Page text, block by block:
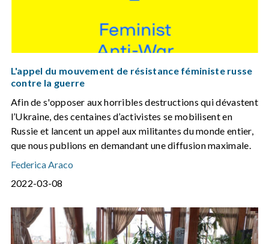
L'appel du mouvement de résistance féministe russe
contre la guerre
Afin de s'opposer aux horribles destructions qui dévastent
l’Ukraine, des centaines d’activistes se mobilisent en
Russie et lancent un appel aux militantes du monde entier,
que nous publions en demandant une diffusion maximale.
Federica Araco
2022-03-08